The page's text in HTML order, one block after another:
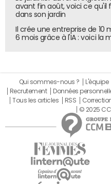
avant fin août, voici ce
dans son jardin
Il crée une entreprise de
6 mois grâce à l'IA : voici la
Qui sommes-nous ? L'équipe
Recrutement
Données
Tous les articles
RSS
© 2025